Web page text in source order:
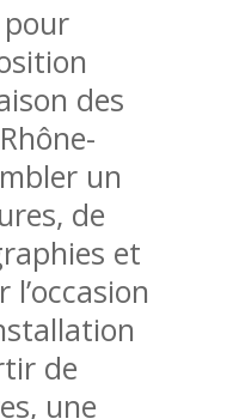
pour
des
un
de
et
de
une